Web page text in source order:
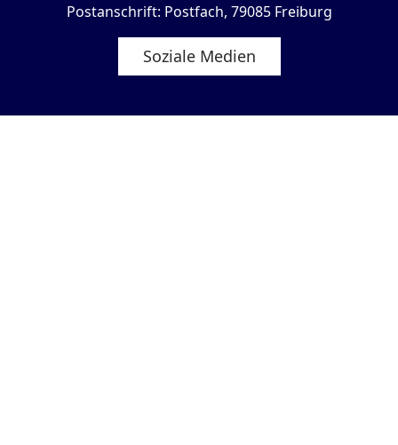
Postanschrift: Postfach, 79085 Freiburg
Soziale Medien